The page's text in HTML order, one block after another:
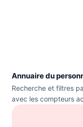
Annuaire du
Recherche et filtres
avec les compteurs